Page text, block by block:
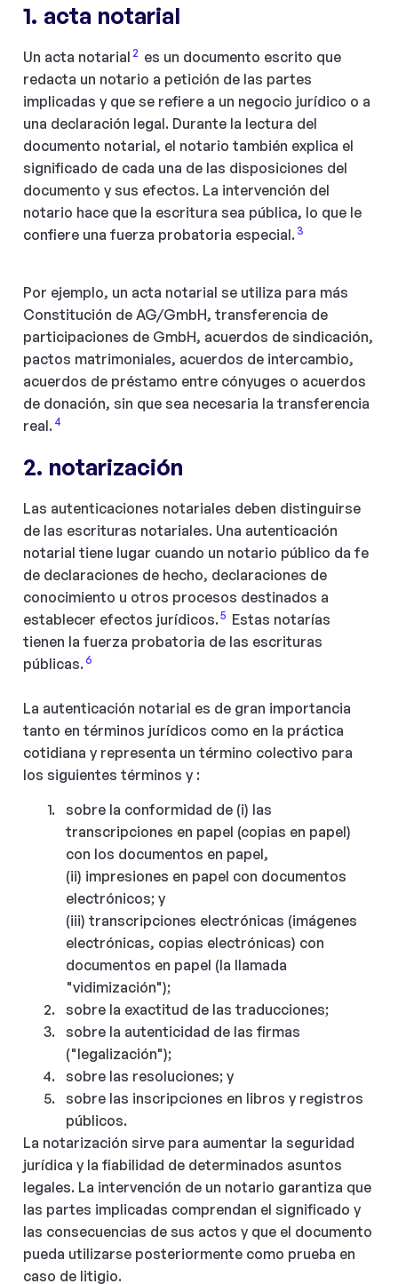
1. acta notarial
Un acta notarial 2 es un documento escrito que
redacta un notario a petición de las partes
implicadas y que se refiere a un negocio jurídico o a
una declaración legal. Durante la lectura del
documento notarial, el notario también explica el
significado de cada una de las disposiciones del
documento y sus efectos. La intervención del
notario hace que la escritura sea pública, lo que le
confiere una fuerza probatoria especial. 3
Por ejemplo, un acta notarial se utiliza para más
Constitución de AG/GmbH, transferencia de
participaciones de GmbH, acuerdos de sindicación,
pactos matrimoniales, acuerdos de intercambio,
acuerdos de préstamo entre cónyuges o acuerdos
de donación, sin que sea necesaria la transferencia
real. 4
2. notarización
Las autenticaciones notariales deben distinguirse
de las escrituras notariales. Una autenticación
notarial tiene lugar cuando un notario público da fe
de declaraciones de hecho, declaraciones de
conocimiento u otros procesos destinados a
establecer efectos jurídicos.5 Estas notarías
tienen la fuerza probatoria de las escrituras
públicas.6
La autenticación notarial es de gran importancia
tanto en términos jurídicos como en la práctica
cotidiana y representa un término colectivo para
los siguientes términos y :
sobre la conformidad de (i) las
transcripciones en papel (copias en papel)
con los documentos en papel,
(ii) impresiones en papel con documentos
electrónicos; y
(iii) transcripciones electrónicas (imágenes
electrónicas, copias electrónicas) con
documentos en papel (la llamada
"vidimización");
sobre la exactitud de las traducciones;
sobre la autenticidad de las firmas
("legalización");
sobre las resoluciones; y
sobre las inscripciones en libros y registros
públicos.
La notarización sirve para aumentar la seguridad
jurídica y la fiabilidad de determinados asuntos
legales. La intervención de un notario garantiza que
las partes implicadas comprendan el significado y
las consecuencias de sus actos y que el documento
pueda utilizarse posteriormente como prueba en
caso de litigio.